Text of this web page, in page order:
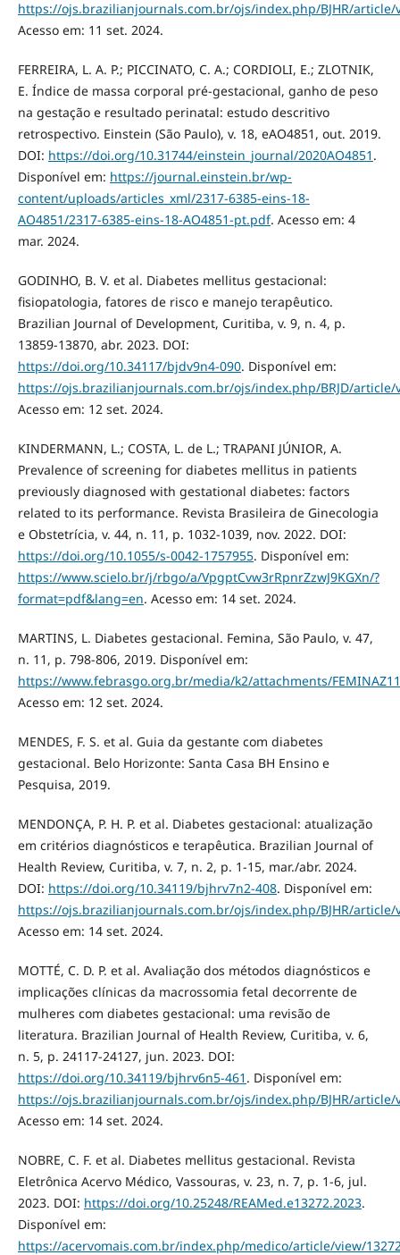
https://ojs.brazilianjournals.com.br/ojs/index.php/BJHR/article/
Acesso em: 11 set. 2024.
FERREIRA, L. A. P.; PICCINATO, C. A.; CORDIOLI, E.; ZLOTNIK,
E. Índice de massa corporal pré-gestacional, ganho de peso
na gestação e resultado perinatal: estudo descritivo
retrospectivo. Einstein (São Paulo), v. 18, eAO4851, out. 2019.
DOI: https://doi.org/10.31744/einstein_journal/2020AO4851 .
Disponível em: https://journal.einstein.br/wp-
content/uploads/articles_xml/2317-6385-eins-18-
AO4851/2317-6385-eins-18-AO4851-pt.pdf. Acesso em: 4
mar. 2024.
GODINHO, B. V. et al. Diabetes mellitus gestacional:
fisiopatologia, fatores de risco e manejo terapêutico.
Brazilian Journal of Development, Curitiba, v. 9, n. 4, p.
13859-13870, abr. 2023. DOI:
https://doi.org/10.34117/bjdv9n4-090. Disponível em:
https://ojs.brazilianjournals.com.br/ojs/index.php/BRJD/article/
Acesso em: 12 set. 2024.
KINDERMANN, L.; COSTA, L. de L.; TRAPANI JÚNIOR, A.
Prevalence of screening for diabetes mellitus in patients
previously diagnosed with gestational diabetes: factors
related to its performance. Revista Brasileira de Ginecologia
e Obstetrícia, v. 44, n. 11, p. 1032-1039, nov. 2022. DOI:
https://doi.org/10.1055/s-0042-1757955. Disponível em:
https://www.scielo.br/j/rbgo/a/VpgptCvw3rRpnrZzwJ9KGXn/?
format=pdf&lang=en. Acesso em: 14 set. 2024.
MARTINS, L. Diabetes gestacional. Femina, São Paulo, v. 47,
n. 11, p. 798-806, 2019. Disponível em:
https://www.febrasgo.org.br/media/k2/attachments/
Acesso em: 12 set. 2024.
MENDES, F. S. et al. Guia da gestante com diabetes
gestacional. Belo Horizonte: Santa Casa BH Ensino e
Pesquisa, 2019.
MENDONÇA, P. H. P. et al. Diabetes gestacional: atualização
em critérios diagnósticos e terapêutica. Brazilian Journal of
Health Review, Curitiba, v. 7, n. 2, p. 1-15, mar./abr. 2024.
DOI: https://doi.org/10.34119/bjhrv7n2-408. Disponível em:
https://ojs.brazilianjournals.com.br/ojs/index.php/BJHR/article/
Acesso em: 14 set. 2024.
MOTTÉ, C. D. P. et al. Avaliação dos métodos diagnósticos e
implicações clínicas da macrossomia fetal decorrente de
mulheres com diabetes gestacional: uma revisão de
literatura. Brazilian Journal of Health Review, Curitiba, v. 6,
n. 5, p. 24117-24127, jun. 2023. DOI:
https://doi.org/10.34119/bjhrv6n5-461 . Disponível em:
https://ojs.brazilianjournals.com.br/ojs/index.php/BJHR/article/
Acesso em: 14 set. 2024.
NOBRE, C. F. et al. Diabetes mellitus gestacional. Revista
Eletrônica Acervo Médico, Vassouras, v. 23, n. 7, p. 1-6, jul.
2023. DOI: https://doi.org/10.25248/REAMed.e13272.2023.
Disponível em:
https://acervomais.com.br/index.php/medico/article/view/